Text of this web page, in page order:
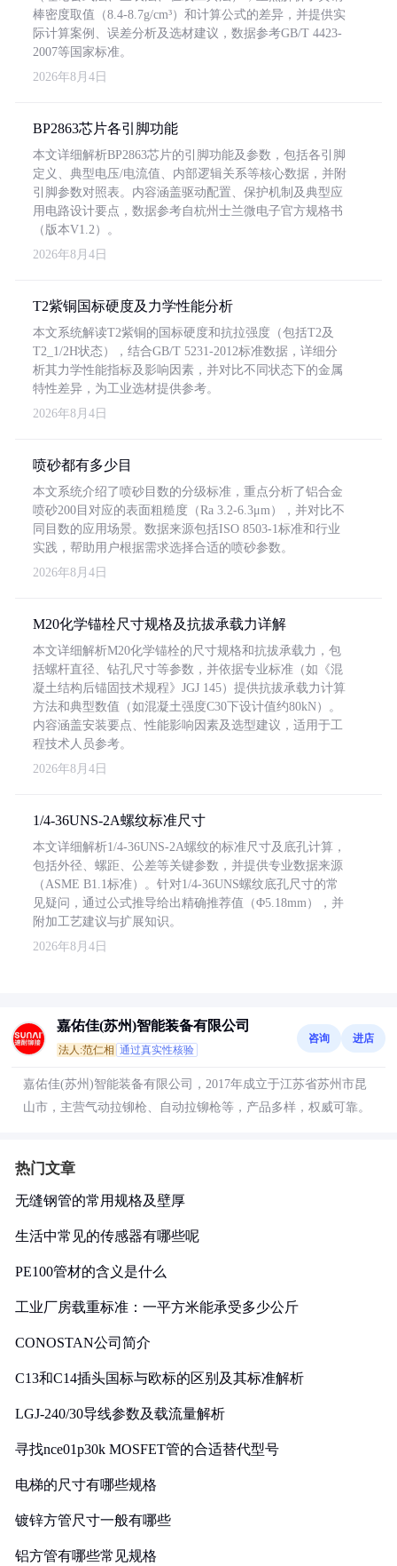
棒密度取值（8.4-8.7g/cm³）和计算公式的差异，并提供实
际计算案例、误差分析及选材建议，数据参考GB/T 4423-
2007等国家标准。
2026年8月4日
BP2863芯片各引脚功能
本文详细解析BP2863芯片的引脚功能及参数，包括各引脚
定义、典型电压/电流值、内部逻辑关系等核心数据，并附
引脚参数对照表。内容涵盖驱动配置、保护机制及典型应
用电路设计要点，数据参考自杭州士兰微电子官方规格书
（版本V1.2）。
2026年8月4日
T2紫铜国标硬度及力学性能分析
本文系统解读T2紫铜的国标硬度和抗拉强度（包括T2及
T2_1/2H状态），结合GB/T 5231-2012标准数据，详细分
析其力学性能指标及影响因素，并对比不同状态下的金属
特性差异，为工业选材提供参考。
2026年8月4日
喷砂都有多少目
本文系统介绍了喷砂目数的分级标准，重点分析了铝合金
喷砂200目对应的表面粗糙度（Ra 3.2-6.3μm），并对比不
同目数的应用场景。数据来源包括ISO 8503-1标准和行业
实践，帮助用户根据需求选择合适的喷砂参数。
2026年8月4日
M20化学锚栓尺寸规格及抗拔承载力详解
本文详细解析M20化学锚栓的尺寸规格和抗拔承载力，包
括螺杆直径、钻孔尺寸等参数，并依据专业标准（如《混
凝土结构后锚固技术规程》JGJ 145）提供抗拔承载力计算
方法和典型数值（如混凝土强度C30下设计值约80kN）。
内容涵盖安装要点、性能影响因素及选型建议，适用于工
程技术人员参考。
2026年8月4日
1/4-36UNS-2A螺纹标准尺寸
本文详细解析1/4-36UNS-2A螺纹的标准尺寸及底孔计算，
包括外径、螺距、公差等关键参数，并提供专业数据来源
（ASME B1.1标准）。针对1/4-36UNS螺纹底孔尺寸的常
见疑问，通过公式推导给出精确推荐值（Φ5.18mm），并
附加工艺建议与扩展知识。
2026年8月4日
嘉佑佳(苏州)智能装备有限公司
法人:范仁相 通过真实性核验
咨询 进店
嘉佑佳(苏州)智能装备有限公司，2017年成立于江苏省苏州市昆
山市，主营气动拉铆枪、自动拉铆枪等，产品多样，权威可靠。
热门文章
无缝钢管的常用规格及壁厚
生活中常见的传感器有哪些呢
PE100管材的含义是什么
工业厂房载重标准：一平方米能承受多少公斤
CONOSTAN公司简介
C13和C14插头国标与欧标的区别及其标准解析
LGJ-240/30导线参数及载流量解析
寻找nce01p30k MOSFET管的合适替代型号
电梯的尺寸有哪些规格
镀锌方管尺寸一般有哪些
铝方管有哪些常见规格